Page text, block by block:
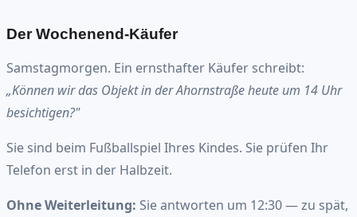
Der Wochenend-Käufer
Samstagmorgen. Ein ernsthafter Käufer schreibt:
„Können wir das Objekt in der Ahornstraße heute um 14 Uhr
besichtigen?"
Sie sind beim Fußballspiel Ihres Kindes. Sie prüfen Ihr
Telefon erst in der Halbzeit.
Ohne Weiterleitung: Sie antworten um 12:30 — zu spät,